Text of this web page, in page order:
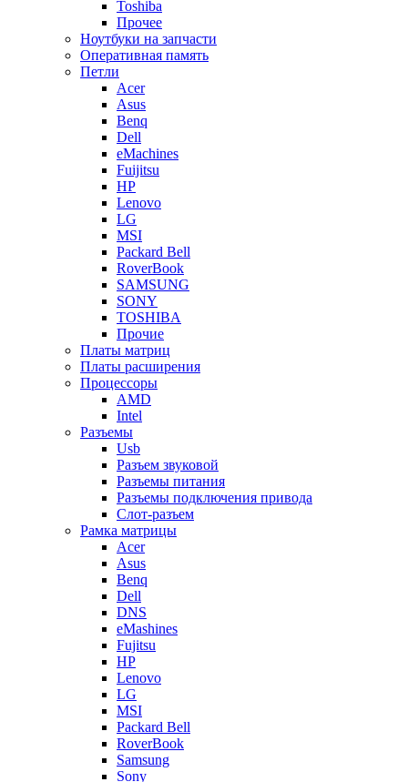
Toshiba
Прочее
Ноутбуки на запчасти
Оперативная память
Петли
Acer
Asus
Benq
Dell
eMachines
Fuijitsu
HP
Lenovo
LG
MSI
Packard Bell
RoverBook
SAMSUNG
SONY
TOSHIBA
Прочие
Платы матриц
Платы расширения
Процессоры
AMD
Intel
Разъемы
Usb
Разъем звуковой
Разъемы питания
Разъемы подключения привода
Слот-разъем
Рамка матрицы
Acer
Asus
Benq
Dell
DNS
eMashines
Fujitsu
HP
Lenovo
LG
MSI
Packard Bell
RoverBook
Samsung
Sony